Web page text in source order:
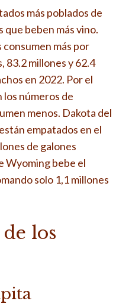
más poblados de
que beben más vino.
consumen más por
83.2 millones y 62.4
en 2022. Por el
números de
menos. Dakota del
empatados en el
de galones
Wyoming bebe el
solo 1,1 millones
los